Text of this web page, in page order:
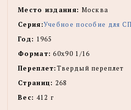
Место издания: Москва
Серия:Учебное пособие для
Год: 1965
Формат: 60х90 1/16
Переплет:Твердый переплет
Страниц: 268
Вес: 412 г